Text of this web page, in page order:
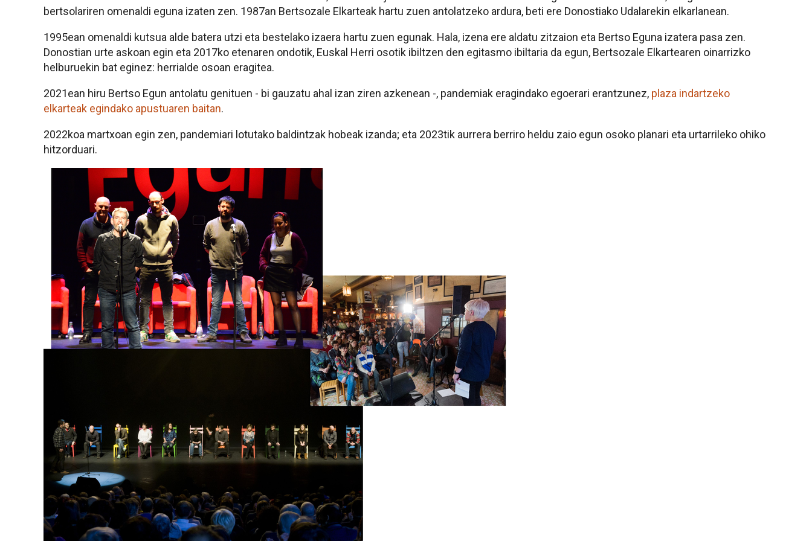
bertsolariren omenaldi eguna izaten zen. 1987an Bertsozale Elkarteak hartu zuen antolatzeko ardura, beti ere Donostiako Udalarekin elkarlanean.
1995ean omenaldi kutsua alde batera utzi eta bestelako izaera hartu zuen egunak. Hala, izena ere aldatu zitzaion eta Bertso Eguna izatera pasa zen.
Donostian urte askoan egin eta 2017ko etenaren ondotik, Euskal Herri osotik ibiltzen den egitasmo ibiltaria da egun, Bertsozale Elkartearen oinarrizko
helburuekin bat eginez: herrialde osoan eragitea.
2021ean hiru Bertso Egun antolatu genituen - bi gauzatu ahal izan ziren azkenean -, pandemiak eragindako egoerari erantzunez, plaza indartzeko
elkarteak egindako apustuaren baitan.
2022koa martxoan egin zen, pandemiari lotutako baldintzak hobeak izanda; eta 2023tik aurrera berriro heldu zaio egun osoko planari eta urtarrileko ohiko
hitzorduari.